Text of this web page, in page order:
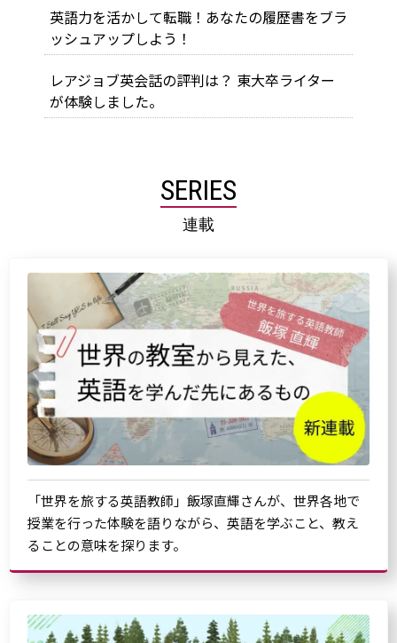
英語力を活かして転職！あなたの履歴書をブラ
ッシュアップしよう！
レアジョブ英会話の評判は？ 東大卒ライター
が体験しました。
SERIES
連載
「世界を旅する英語教師」飯塚直輝さんが、世界各地で
授業を行った体験を語りながら、英語を学ぶこと、教え
ることの意味を探ります。